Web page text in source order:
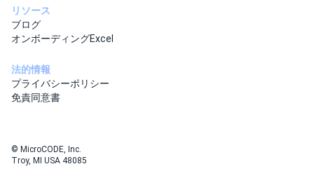
リソース
ブログ
オンボーディングExcel
法的情報
プライバシーポリシー
免責同意書
© MicroCODE, Inc.
Troy, MI USA 48085